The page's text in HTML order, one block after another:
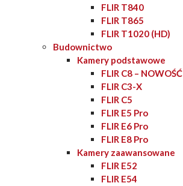
FLIR T840
FLIR T865
FLIR T1020 (HD)
Budownictwo
Kamery podstawowe
FLIR C8 – NOWOŚĆ
FLIR C3-X
FLIR C5
FLIR E5 Pro
FLIR E6 Pro
FLIR E8 Pro
Kamery zaawansowane
FLIR E52
FLIR E54